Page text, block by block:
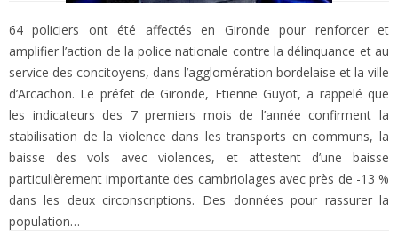
64 policiers ont été affectés en Gironde pour renforcer et
amplifier l’action de la police nationale contre la délinquance et au
service des concitoyens, dans l’agglomération bordelaise et la ville
d’Arcachon. Le préfet de Gironde, Etienne Guyot, a rappelé que
les indicateurs des 7 premiers mois de l’année confirment la
stabilisation de la violence dans les transports en communs, la
baisse des vols avec violences, et attestent d’une baisse
particulièrement importante des cambriolages avec près de -13 %
dans les deux circonscriptions. Des données pour rassurer la
population…